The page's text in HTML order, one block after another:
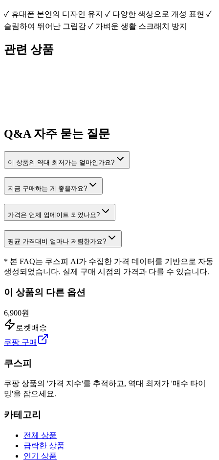
✓ 휴대폰 본연의 디자인 유지 ✓ 다양한 색상으로 개성 표현 ✓
슬림하여 뛰어난 그립감 ✓ 가벼운 생활 스크래치 방지
관련 상품
Q&A 자주 묻는 질문
이 상품의 역대 최저가는 얼마인가요?
지금 구매하는 게 좋을까요?
가격은 언제 업데이트 되었나요?
평균 가격대비 얼마나 저렴한가요?
* 본 FAQ는 쿠스피 AI가 수집한 가격 데이터를 기반으로 자동
생성되었습니다. 실제 구매 시점의 가격과 다를 수 있습니다.
이 상품의 다른 옵션
6,900원
로켓배송
쿠팡 구매
쿠스피
쿠팡 상품의 '가격 지수'를 추적하고, 역대 최저가 '매수 타이
밍'을 잡으세요.
카테고리
전체 상품
급락한 상품
인기 상품